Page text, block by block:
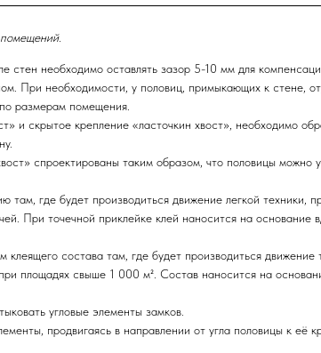
стен необходимо оставлять зазор 5-10 мм для
При необходимости, у половиц, примыкающих к стене,
размерам помещения.
и скрытое крепление «ласточкин хвост», необходимо
спроектированы таким образом, что половицы
там, где будет производиться движение легкой техники,
При точечной приклейке клей наносится на основание
состава там, где будет производиться
площадях свыше 1 000 м². Состав наносится на
угловые элементы замков.
продвигаясь в направлении от угла половицы к её